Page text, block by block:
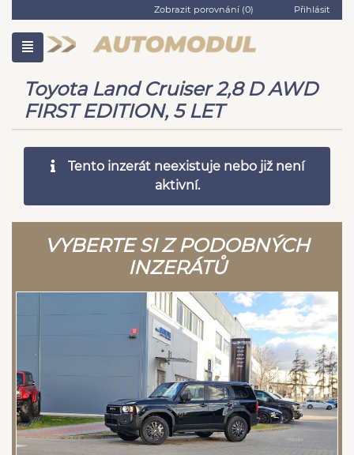
Zobrazit porovnání (0) Přihlásit
Toyota Land Cruiser 2,8 D AWD
FIRST EDITION, 5 LET
Tento inzerát neexistuje nebo již není
aktivní.
VYBERTE SI Z PODOBNÝCH
INZERÁTŮ